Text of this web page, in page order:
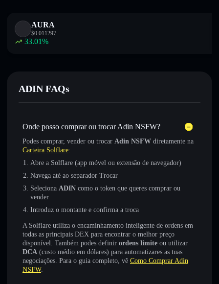
AURA
$0.011297
33.01%
ADIN FAQs
Onde posso comprar ou trocar Adin NSFW?
Podes comprar, vender ou trocar Adin NSFW diretamente na
Carteira Solflare:
Abre a Solflare (app móvel ou extensão de navegador)
Navega até ao separador Trocar
Seleciona ADIN como o token que queres comprar ou
vender
Introduz o montante e confirma a troca
A Solflare utiliza o encaminhamento inteligente de ordens em
todas as principais DEX para encontrar o melhor preço
disponível. Também podes definir ordens limite ou utilizar
DCA (custo médio em dólares) para automatizares as tuas
negociações. Para o guia completo, vê Como Comprar Adin
NSFW.